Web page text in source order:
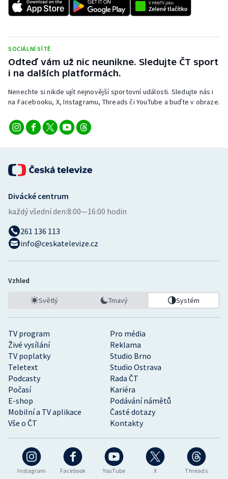
Sportovní střelba
Veslování
Vodní slalom
Volejbal
SOCIÁLNÍ SÍTĚ
Odteď vám už nic neunikne. Sledujte ČT sport
i na dalších platformách.
Nenechte si nikde ujít nejnovější sportovní události. Sledujte nás i
na Facebooku, X, Instagramu, Threads či YouTube a buďte v obraze.
Instagram Facebook YouTube X Threads
TV program
Pro média
Živé vysílání
Reklama
TV poplatky
Studio Brno
Teletext
Studio Ostrava
Podcasty
Rada ČT
Počasí
Kariéra
E-shop
Podávání námětů
Mobilní a TV aplikace
Časté dotazy
Vše o ČT
Kontakty
Divácké centrum
každý všední den:8:00—16:00 hodin
261 136 113
info@ceskatelevize.cz
Vzhled
Světlý Tmavý Systém